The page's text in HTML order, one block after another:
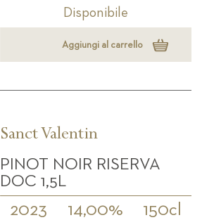
Disponibile
Aggiungi al carrello
Sanct Valentin
PINOT NOIR RISERVA
DOC 1,5L
2023 14,00% 150cl